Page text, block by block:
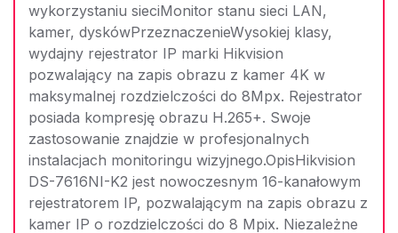
wykorzystaniu sieciMonitor stanu sieci LAN,
kamer, dyskówPrzeznaczenieWysokiej klasy,
wydajny rejestrator IP marki Hikvision
pozwalający na zapis obrazu z kamer 4K w
maksymalnej rozdzielczości do 8Mpx. Rejestrator
posiada kompresję obrazu H.265+. Swoje
zastosowanie znajdzie w profesjonalnych
instalacjach monitoringu wizyjnego.OpisHikvision
DS-7616NI-K2 jest nowoczesnym 16-kanałowym
rejestratorem IP, pozwalającym na zapis obrazu z
kamer IP o rozdzielczości do 8 Mpix. Niezależne